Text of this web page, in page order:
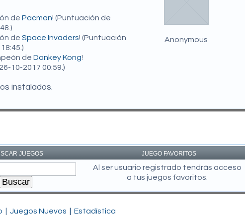
de Pacman! (Puntuación de
de Space Invaders! (Puntuación
de Donkey Kong!
10-2017 00:59.)
instalados.
Anonymous
JUEGOS JUEGO FAVORITOS
Al ser usuario registrado tendrás acceso
a tus juegos favoritos.
Juegos Nuevos Estadística